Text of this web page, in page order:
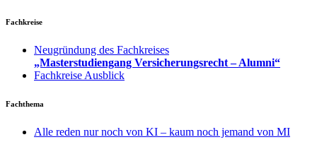
Fachkreise
Neugründung des Fachkreises
„Masterstudiengang Versicherungsrecht – Alumni“
Fachkreise Ausblick
Fachthema
Alle reden nur noch von KI – kaum noch jemand von MI